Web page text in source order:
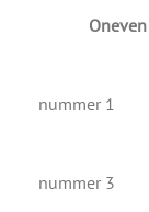
nummer 1
nummer 3